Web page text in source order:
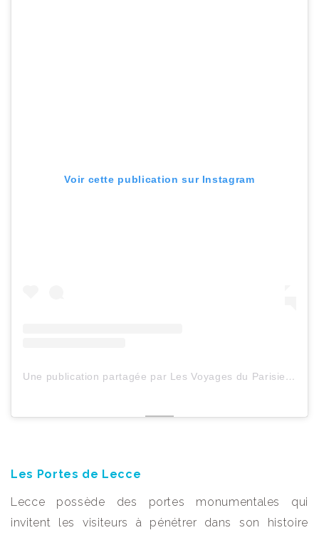
Voir cette publication sur Instagram
Une publication partagée par Les Voyages du ParisienHeureux (@lesvoyagesduparisienheureux)
Les Portes de Lecce
Lecce possède des portes monumentales qui
invitent les visiteurs à pénétrer dans son histoire